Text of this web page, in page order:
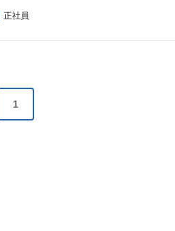
正社員
1